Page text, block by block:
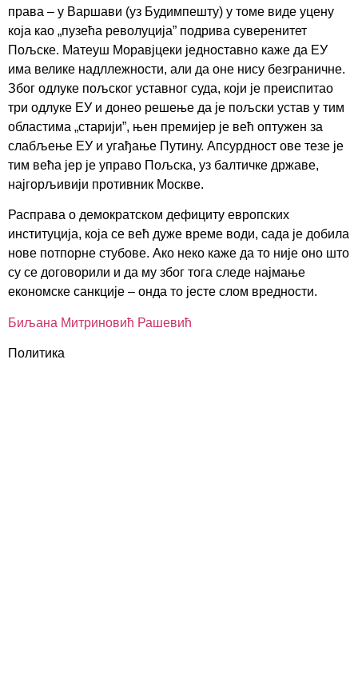
права – у Варшави (уз Будимпешту) у томе виде уцену
која као „пузећа револуција” подрива суверенитет
Пољске. Матеуш Моравјцеки једноставно каже да ЕУ
има велике надллежности, али да оне нису безграничне.
Због одлуке пољског уставног суда, који је преиспитао
три одлуке ЕУ и донео решење да је пољски устав у тим
областима „старији”, њен премијер је већ оптужен за
слабљење ЕУ и угађање Путину. Апсурдност ове тезе је
тим већа јер је управо Пољска, уз балтичке државе,
најгорљивији противник Москве.
Расправа о демократском дефициту европских
институција, која се већ дуже време води, сада је добила
нове потпорне стубове. Ако неко каже да то није оно што
су се договорили и да му због тога следе најмање
економске санкције – онда то јесте слом вредности.
Биљана Митриновић Рашевић
Политика